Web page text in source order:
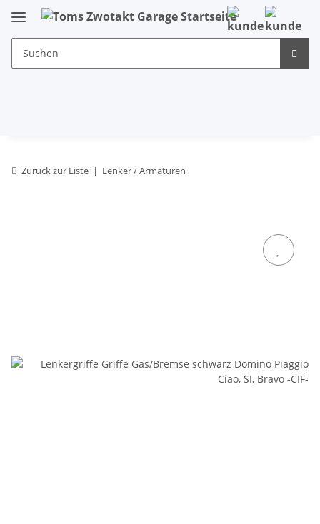
Zurück zur Liste Lenker / Armaturen